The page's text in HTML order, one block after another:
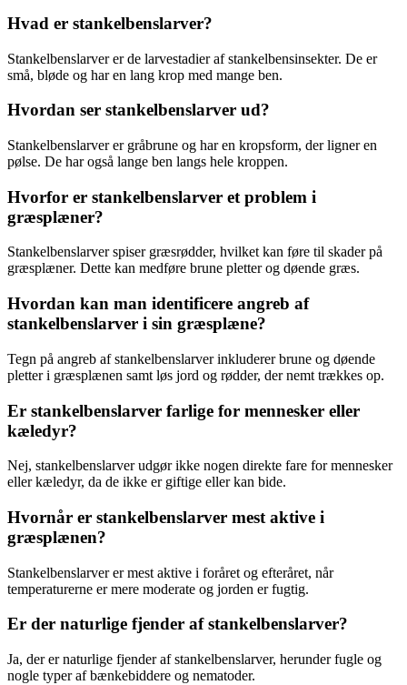
Hvad er stankelbenslarver?
Stankelbenslarver er de larvestadier af stankelbensinsekter. De er
små, bløde og har en lang krop med mange ben.
Hvordan ser stankelbenslarver ud?
Stankelbenslarver er gråbrune og har en kropsform, der ligner en
pølse. De har også lange ben langs hele kroppen.
Hvorfor er stankelbenslarver et problem i
græsplæner?
Stankelbenslarver spiser græsrødder, hvilket kan føre til skader på
græsplæner. Dette kan medføre brune pletter og døende græs.
Hvordan kan man identificere angreb af
stankelbenslarver i sin græsplæne?
Tegn på angreb af stankelbenslarver inkluderer brune og døende
pletter i græsplænen samt løs jord og rødder, der nemt trækkes op.
Er stankelbenslarver farlige for mennesker eller
kæledyr?
Nej, stankelbenslarver udgør ikke nogen direkte fare for mennesker
eller kæledyr, da de ikke er giftige eller kan bide.
Hvornår er stankelbenslarver mest aktive i
græsplænen?
Stankelbenslarver er mest aktive i foråret og efteråret, når
temperaturerne er mere moderate og jorden er fugtig.
Er der naturlige fjender af stankelbenslarver?
Ja, der er naturlige fjender af stankelbenslarver, herunder fugle og
nogle typer af bænkebiddere og nematoder.